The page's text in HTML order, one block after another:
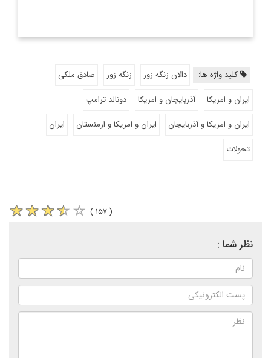
کلید واژه ها: دالان زنگه زور زنگه زور
صادق ملکی
ایران و امریکا
آذربایجان و امریکا
دونالد ترامپ
ایران و امریکا و آذربایجان
ایران و امریکا و ارمنستان
ایران
تحولات
( ۱۵۷ )
نظر شما :